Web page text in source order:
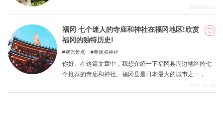
关於DEEPLOG
隐私政策
网站营运公司
历史悠久的动力景点。下面向您推荐来鹿儿岛必去的 10 个
2023-11-14
福冈 七个迷人的寺庙和神社在福冈地区!欣赏
福冈的独特历史!
观光景点 寺庙和神社
你好。在这篇文章中，我想介绍一下福冈县周边地区的七
个推荐的寺庙和神社。福冈县是日本最大的城市之一，拥
有非常深厚的历史。因此，你可以体验到日本深厚的历史
2021-11-16